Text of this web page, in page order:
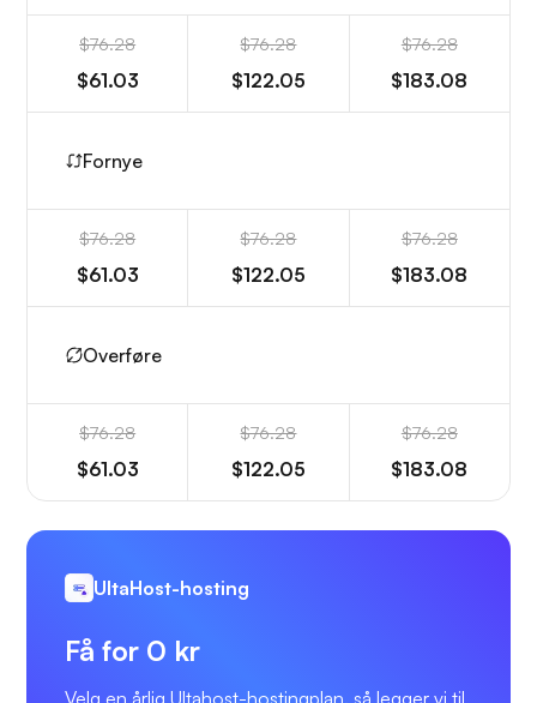
$76.28
$61.03
$76.28
$122.05
$76.28
$183.08
Fornye
$76.28
$61.03
$76.28
$122.05
$76.28
$183.08
Overføre
$76.28
$61.03
$76.28
$122.05
$76.28
$183.08
UltaHost-hosting
Få for 0 kr